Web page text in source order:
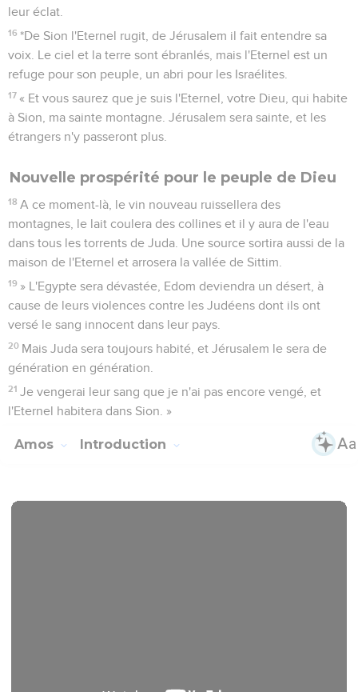
leur éclat.
16 *De Sion l'Eternel rugit, de Jérusalem il fait entendre sa
voix. Le ciel et la terre sont ébranlés, mais l'Eternel est un
refuge pour son peuple, un abri pour les Israélites.
17 « Et vous saurez que je suis l'Eternel, votre Dieu, qui habite
à Sion, ma sainte montagne. Jérusalem sera sainte, et les
étrangers n'y passeront plus.
Nouvelle prospérité pour le peuple de Dieu
18 A ce moment-là, le vin nouveau ruissellera des
montagnes, le lait coulera des collines et il y aura de l'eau
dans tous les torrents de Juda. Une source sortira aussi de la
maison de l'Eternel et arrosera la vallée de Sittim.
19 » L'Egypte sera dévastée, Edom deviendra un désert, à
cause de leurs violences contre les Judéens dont ils ont
versé le sang innocent dans leur pays.
20 Mais Juda sera toujours habité, et Jérusalem le sera de
génération en génération.
21 Je vengerai leur sang que je n'ai pas encore vengé, et
l'Eternel habitera dans Sion. »
Amos Introduction